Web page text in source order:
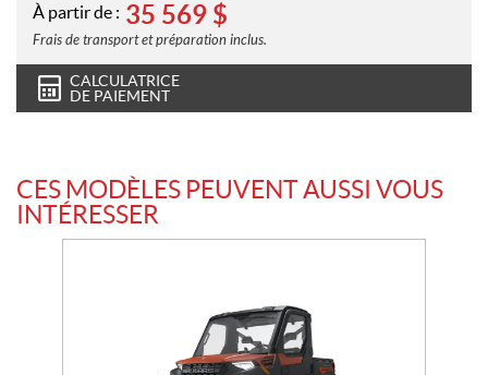
À partir de : 35 569 $
Frais de transport et préparation inclus.
CALCULATRICE
DE PAIEMENT
CES MODÈLES PEUVENT AUSSI VOUS
INTÉRESSER